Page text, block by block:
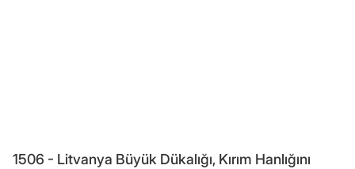
1506 - Litvanya Büyük Dükalığı, Kırım Hanlığını